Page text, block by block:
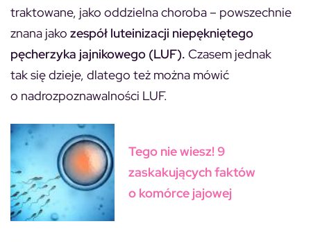
traktowane, jako oddzielna choroba – powszechnie
znana jako zespół luteinizacji niepękniętego
pęcherzyka jajnikowego (LUF). Czasem jednak
tak się dzieje, dlatego też można mówić
o nadrozpoznawalności LUF.
Tego nie wiesz! 9
zaskakujących faktów
o komórce jajowej